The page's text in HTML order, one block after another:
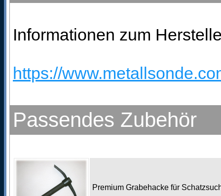
Informationen zum
https://
Passendes Zubehör
Premium Grabehacke für